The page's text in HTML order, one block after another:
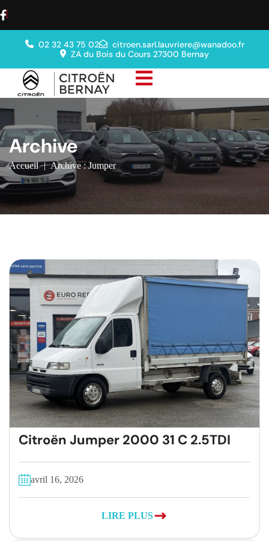
02 32 43 75 02
citroen.sarl.lauvriere@wanadoo.fr
ZA du Bois du Cours 27300 Bernay
Archive
Accueil | Archive : Jumper
Citroën Jumper 2000 31 C 2.5TDI
avril 16, 2026
LIRE PLUS